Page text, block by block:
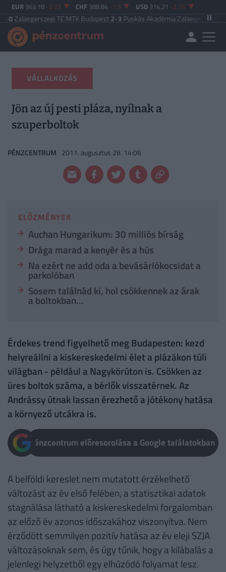
EUR 363.18 -2.23 CHF 388.84 -1.5 USD 314.21 -2.76
TE|MTK Budapest2-3Puskás Akadémia |Zalaegerszegi TE 5-2
VÁLLALKOZÁS
Jön az új pesti pláza, nyílnak a
szuperboltok
PÉNZCENTRUM 2011. augusztus 28. 14:06
ELŐZMÉNYEK
Auchan Hungarikum: 30 milliós bírság
Drága marad a kenyér és a hús
Na ezért ne add oda a bevásárlókocsidat a
parkolóban
Sosem találnád ki, hol csökkennek az árak
a boltokban...
Érdekes trend figyelhető meg Budapesten: kezd
helyreállni a kiskereskedelmi élet a plázákon túli
világban - például a Nagykörúton is. Csökken az
üres boltok száma, a bérlők visszatérnek. Az
Andrássy útnak lassan érezhető a jótékony hatása
a környező utcákra is.
Pénzcentrum előresorolása a Google találatokban
A belföldi kereslet nem mutatott érzékelhető
változást az év első felében, a statisztikai adatok
stagnálása látható a kiskereskedelmi forgalomban
az előző év azonos időszakához viszonyítva. Nem
érződött semmilyen pozitív hatása az év eleji SZJA
változásoknak sem, és úgy tűnik, hogy a kilábalás a
jelenlegi helyzetből egy elhúzódó folyamat lesz.